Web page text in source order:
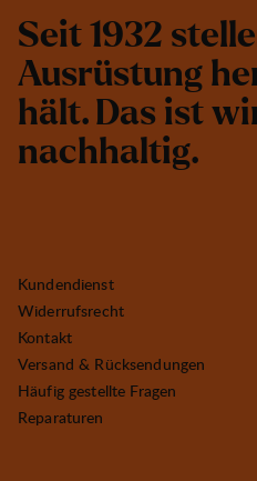
Seit 1932 stelle
Ausrüstung he
hält. Das ist wi
nachhaltig.
Kundendienst
Widerrufsrecht
Kontakt
Versand & Rücksendungen
Häufig gestellte Fragen
Reparaturen